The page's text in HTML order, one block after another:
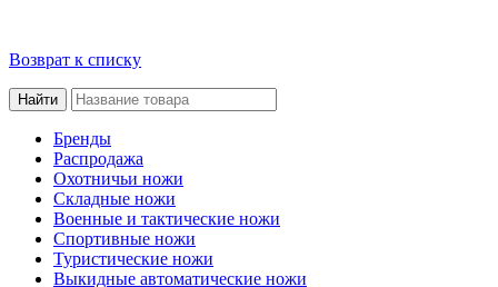
Возврат к списку
Бренды
Распродажа
Охотничьи ножи
Складные ножи
Военные и тактические ножи
Спортивные ножи
Туристические ножи
Выкидные автоматические ножи